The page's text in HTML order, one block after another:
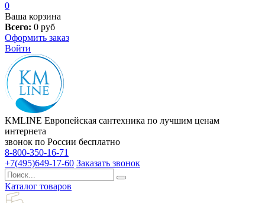
0
Ваша корзина
Всего: 0 руб
Оформить заказ
Войти
KMLINE Европейская сантехника по лучшим ценам
интернета
звонок по России бесплатно
8-800-350-16-71
+7(495)649-17-60 Заказать звонок
Каталог товаров